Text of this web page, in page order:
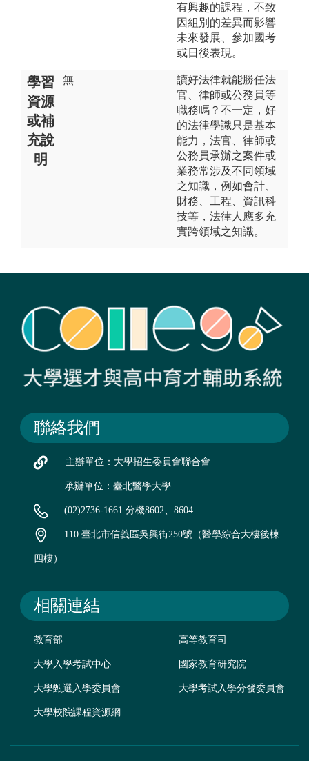
有興趣的課程，不致
因組別的差異而影響
未來發展、參加國考
或日後表現。
學習
資源
或補
充說
明
無
讀好法律就能勝任法
官、律師或公務員等
職務嗎？不一定，好
的法律學識只是基本
能力，法官、律師或
公務員承辦之案件或
業務常涉及不同領域
之知識，例如會計、
財務、工程、資訊科
技等，法律人應多充
實跨領域之知識。
聯絡我們
主辦單位：大學招生委員會聯合會
承辦單位：臺北醫學大學
(02)2736-1661 分機8602、8604
110 臺北市信義區吳興街250號（醫學綜合大樓後棟
四樓）
相關連結
教育部 高等教育司
大學入學考試中心 國家教育研究院
大學甄選入學委員會 大學考試入學分發委員會
大學校院課程資源網